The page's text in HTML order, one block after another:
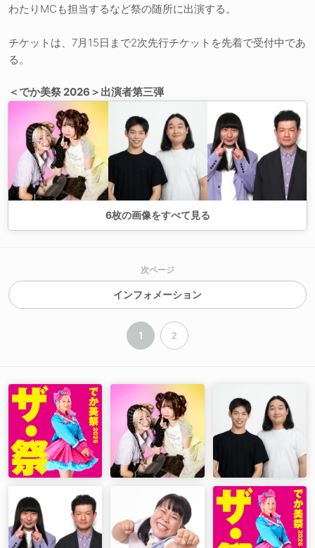
わたりMCも担当するなど祭の随所に出演する。
チケットは、7月15日まで2次先行チケットを先着で受付中であ
る。
＜でか美祭 2026＞出演者第三弾
6枚の画像をすべて見る
次ページ
インフォメーション
1 2